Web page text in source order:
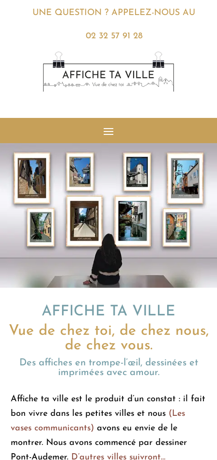
UNE QUESTION ? APPELEZ-NOUS AU
02 32 57 91 28
AFFICHE TA VILLE
Vue de chez toi, de chez nous,
de chez vous.
Des affiches en trompe-l’œil, dessinées et
imprimées avec amour.
Affiche ta ville est le produit d’un constat : il fait
bon vivre dans les petites villes et nous (Les
vases communicants) avons eu envie de le
montrer. Nous avons commencé par dessiner
Pont-Audemer. D’autres villes suivront…